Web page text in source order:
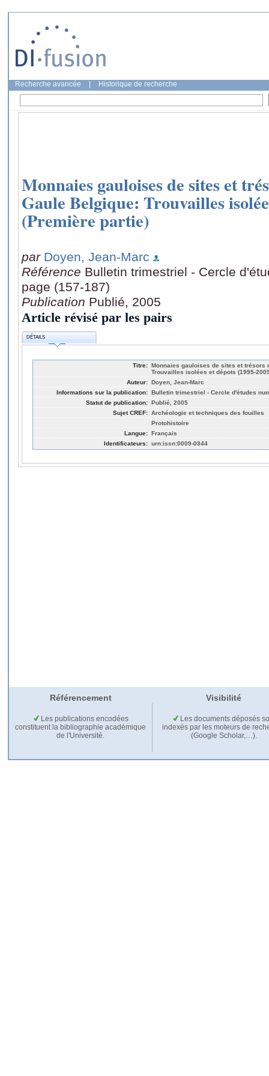
Recherche avancée Historique de recherche
Monnaies gauloises de sites et
Gaule Belgique: Trouvailles
(Première partie)
par Doyen, Jean-Marc
Référence Bulletin trimestriel - Cercle
page (157-187)
Publication Publié, 2005
Article révisé par les pairs
DÉTAILS
Titre: Monnaies gauloises de sites et trésors
Trouvailles isolées et dépots (1995-
Auteur: Doyen, Jean-Marc
Informations sur la publication: Bulletin trimestriel - Cercle d'études
Statut de publication: Publié, 2005
Sujet CREF: Archéologie et techniques des fouilles
Protohistoire
Langue: Français
Identificateurs: urn:issn:0009-0344
Référencement Visibilité
Les publications encodées
constituent la bibliographie académique
de l'Université.
Les documents déposés
indexés par les moteurs de
(Google Scholar,…).